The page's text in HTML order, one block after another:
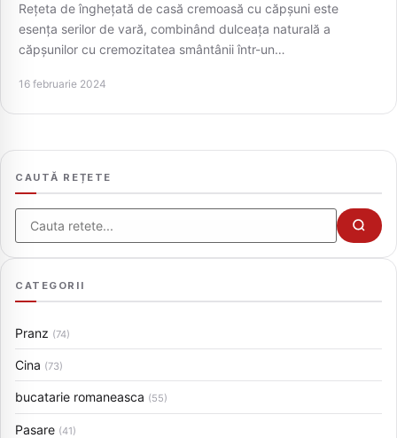
Rețeta de înghețată de casă cremoasă cu căpșuni este
esența serilor de vară, combinând dulceața naturală a
căpșunilor cu cremozitatea smântânii într-un…
16 februarie 2024
CAUTĂ REȚETE
Cauta
CATEGORII
Pranz (74)
Cina (73)
bucatarie romaneasca (55)
Pasare (41)